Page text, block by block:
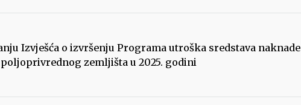
Izvješća o izvršenju Programa utroška sredstava naknade
zemljišta u 2025. godini